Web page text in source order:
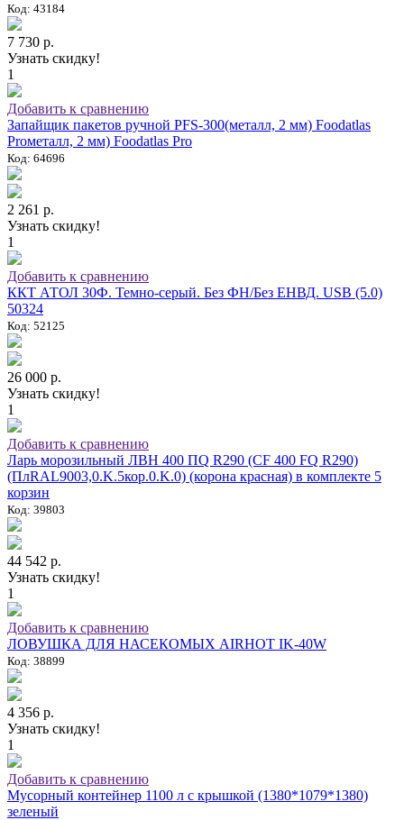
Код: 43184
7 730 р.
Узнать скидку!
1
Добавить к сравнению
Запайщик пакетов ручной PFS-300(металл, 2 мм) Foodatlas
Proметалл, 2 мм) Foodatlas Pro
Код: 64696
2 261 р.
Узнать скидку!
1
Добавить к сравнению
ККТ АТОЛ 30Ф. Темно-серый. Без ФН/Без ЕНВД. USB (5.0)
50324
Код: 52125
26 000 р.
Узнать скидку!
1
Добавить к сравнению
Ларь морозильный ЛВН 400 ПQ R290 (СF 400 FQ R290)
(ПлRAL9003,0.K.5кор.0.K.0) (корона красная) в комплекте 5
корзин
Код: 39803
44 542 р.
Узнать скидку!
1
Добавить к сравнению
ЛОВУШКА ДЛЯ НАСЕКОМЫХ AIRHOT IK-40W
Код: 38899
4 356 р.
Узнать скидку!
1
Добавить к сравнению
Мусорный контейнер 1100 л с крышкой (1380*1079*1380)
зеленый